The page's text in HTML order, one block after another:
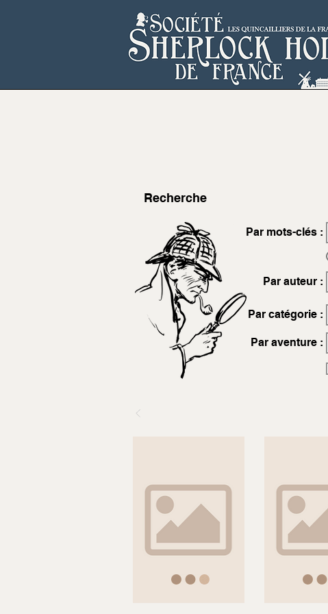
Recherche
Par mots-clés :
Par auteur :
Par catégorie :
Par aventure :